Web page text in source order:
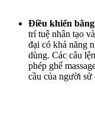
Điều khiển
trí tuệ nhân tạo
đại có khả năng
dùng. Các câu
phép ghế
cầu của người sử